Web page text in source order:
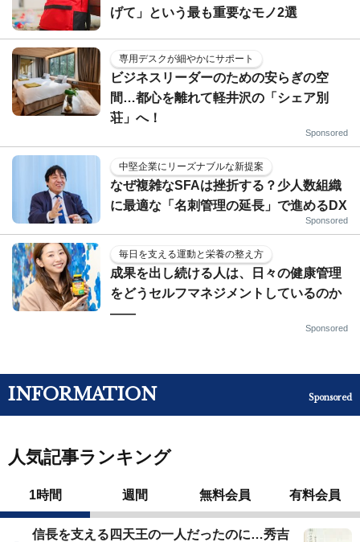
げて」という最も重要なモノ2選
専用デスクが細やかにサポート
ビジネスリーダーのための安らぎの空
間…都心を離れて軽井沢の「シェア別
荘」へ！
Sponsored
中堅企業にリーズナブルな新提案
なぜ複雑なSFAは挫折する？少人数組織
に最適な「名刺管理の延長」で進めるDX
Sponsored
毎日を支える運動と栄養の整え方
成果を出し続ける人は、日々の健康管理
をどうセルフマネジメントしているのか
——
Sponsored
INFORMATION Sponsored
人気記事ランキング
1時間 週間 無料会員 有料会員
信長を支える四天王の一人だったのに…秀吉